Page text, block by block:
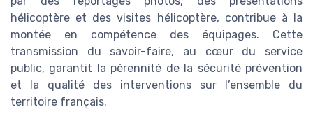
hélicoptère et des visites hélicoptère, contribue à la
montée en compétence des équipages. Cette
transmission du savoir-faire, au cœur du service
public, garantit la pérennité de la sécurité prévention
et la qualité des interventions sur l’ensemble du
territoire français.